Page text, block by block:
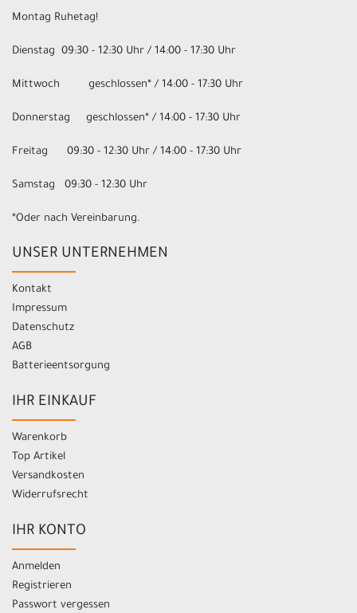
Montag Ruhetag!
Dienstag 09:30 - 12:30 Uhr / 14:00 - 17:30 Uhr
Mittwoch geschlossen* / 14:00 - 17:30 Uhr
Donnerstag geschlossen* / 14:00 - 17:30 Uhr
Freitag 09:30 - 12:30 Uhr / 14:00 - 17:30 Uhr
Samstag 09:30 - 12:30 Uhr
*Oder nach Vereinbarung.
UNSER UNTERNEHMEN
Kontakt
Impressum
Datenschutz
AGB
Batterieentsorgung
IHR EINKAUF
Warenkorb
Top Artikel
Versandkosten
Widerrufsrecht
IHR KONTO
Anmelden
Registrieren
Passwort vergessen